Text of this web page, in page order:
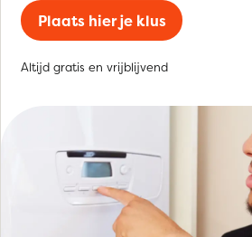
Plaats hier je klus
Altijd gratis en vrijblijvend